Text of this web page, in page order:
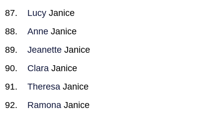
Lucy Janice
Anne Janice
Jeanette Janice
Clara Janice
Theresa Janice
Ramona Janice